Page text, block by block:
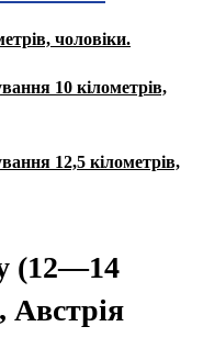
чоловіки.
10 кілометрів,
12,5 кілометрів,
(12—14
Австрія